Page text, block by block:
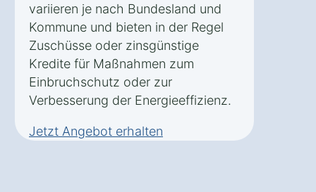
variieren je nach Bundesland und
Kommune und bieten in der Regel
Zuschüsse oder zinsgünstige
Kredite für Maßnahmen zum
Einbruchschutz oder zur
Verbesserung der Energieeffizienz.
Jetzt Angebot erhalten